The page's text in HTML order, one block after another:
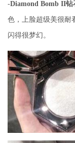
-Diamond Bomb II钻
色，上脸超级美很耐
闪得很梦幻。